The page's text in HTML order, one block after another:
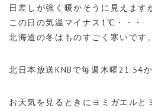
日差しが強く暖かそうに見えます
この日の気温マイナス1℃・・・
北海道の冬はものすごく寒いです。
北日本放送KNBで毎週木曜21:54
お天気を見るときにヨミガエルと